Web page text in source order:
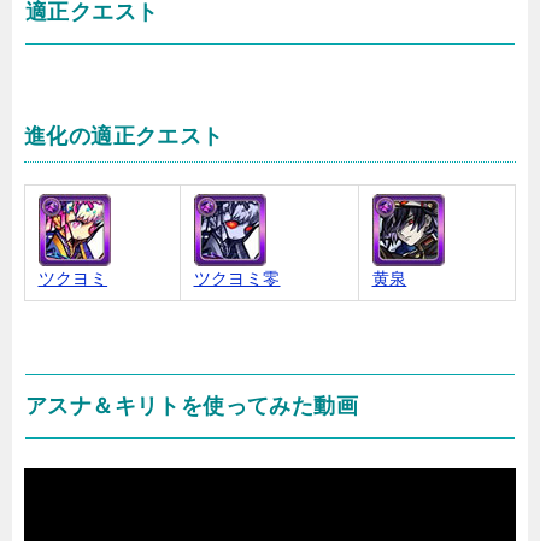
適正クエスト
進化の適正クエスト
ツクヨミ ツクヨミ零 黄泉
アスナ＆キリトを使ってみた動画